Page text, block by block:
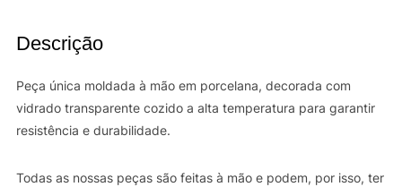
Descrição
Peça única moldada à mão em porcelana, decorada com
vidrado transparente cozido a alta temperatura para garantir
resistência e durabilidade.
Todas as nossas peças são feitas à mão e podem, por isso, ter